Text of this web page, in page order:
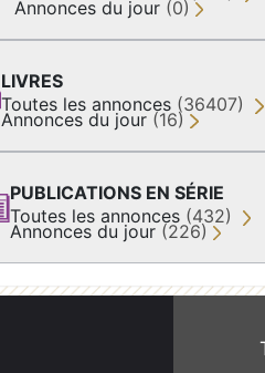
Annonces du jour (0)
LIVRES
Toutes les annonces (36407)
Annonces du jour (16)
PUBLICATIONS EN SÉRIE
Toutes les annonces (432)
Annonces du jour (226)